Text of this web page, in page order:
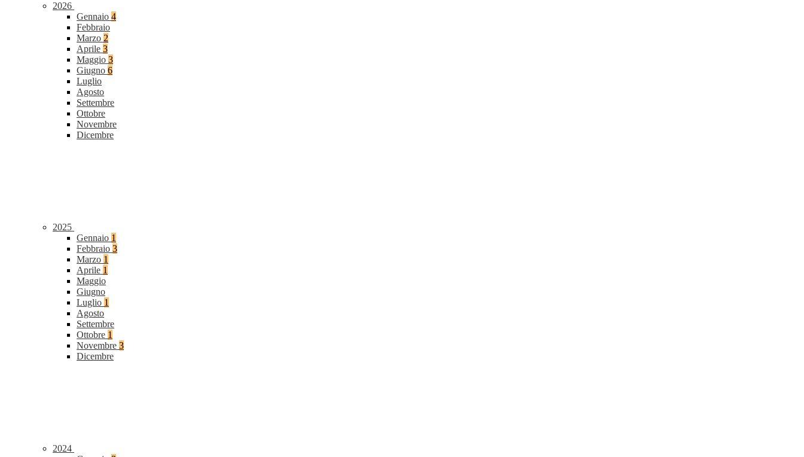
2026
Gennaio 4
Febbraio
Marzo 2
Aprile 3
Maggio 3
Giugno 6
Luglio
Agosto
Settembre
Ottobre
Novembre
Dicembre
2025
Gennaio 1
Febbraio 3
Marzo 1
Aprile 1
Maggio
Giugno
Luglio 1
Agosto
Settembre
Ottobre 1
Novembre 3
Dicembre
2024